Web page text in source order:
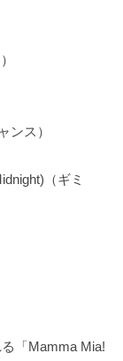
ンス）
（ギミ
「Mamma Mia!